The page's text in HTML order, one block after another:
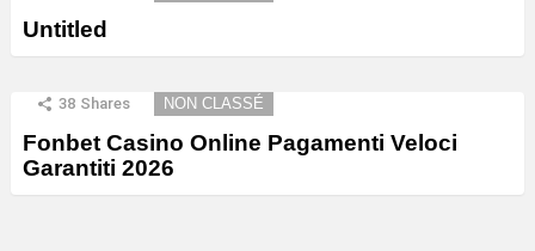
Untitled
38 Shares NON CLASSÉ
Fonbet Casino Online Pagamenti Veloci
Garantiti 2026